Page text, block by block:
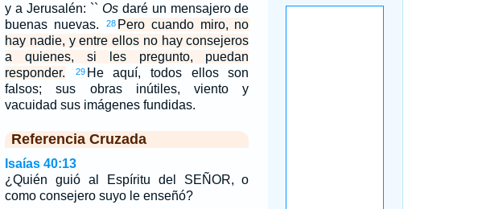
y a Jerusalén: `` Osdaré un mensajero de
buenas nuevas.
28 Pero cuando miro, no
hay nadie, y entre ellos no hay consejeros
a quienes, si les pregunto, puedan
responder.
29 He aquí, todos ellos son
falsos; sus obras inútiles, viento y
vacuidad sus imágenes fundidas.
Referencia Cruzada
Isaías 40:13
¿Quién guió al Espíritu del SEÑOR, o
como consejero suyo le enseñó?